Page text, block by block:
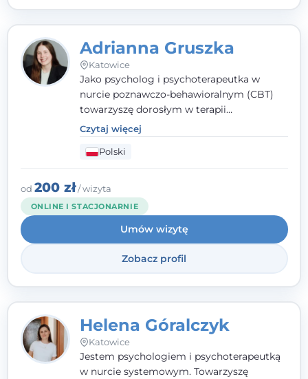
Adrianna Gruszka
Katowice
Jako psycholog i psychoterapeutka w
nurcie poznawczo-behawioralnym (CBT)
towarzyszę dorosłym w terapii
indywidualnej oraz nastolatkom od 15. roku
życia. Zależy mi, by naprawdę usłyszeć, z
czym do mnie przychodzisz, i dobrać
sposób pracy do Ciebie - bez gotowych
schematów i bez oceniania.
Czytaj więcej
Polski
od 200 zł/ wizyta
ONLINE I STACJONARNIE
Umów wizytę
Zobacz profil
Helena Góralczyk
Katowice
Jestem psychologiem i psychoterapeutką
w nurcie systemowym. Towarzyszę